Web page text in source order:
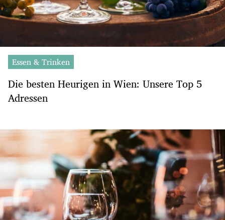
Essen & Trinken
Die besten Heurigen in Wien: Unsere Top 5
Adressen